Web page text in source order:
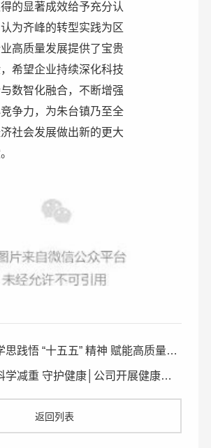
的显著成效给予充分认
为齐峰的转型实践为区
高质量发展提供了宝贵
希望企业持续深化科技
数智化融合，不断增强
争力，为朱台镇乃至全
济社会发展做出新的更大
上一篇新闻：学思践悟 “十五五” 精神 赋能高质量发展 —— 临淄区委党校王兵专题授课
下一篇新闻：科学减重 守护健康│公司开展健康管理知识培训
返回列表